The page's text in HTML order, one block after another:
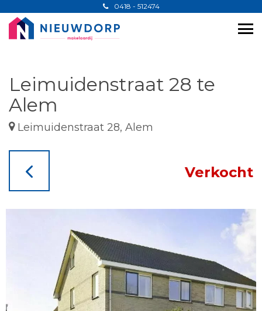
0418 - 512474
Leimuidenstraat 28 te
Alem
Leimuidenstraat 28, Alem
Verkocht